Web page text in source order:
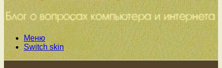
Меню
Switch skin